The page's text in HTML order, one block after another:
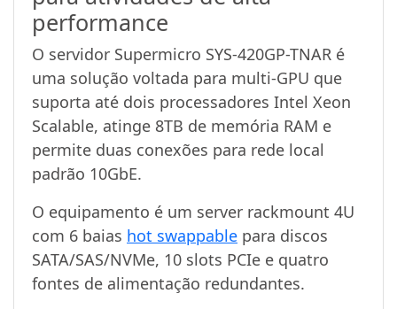
performance
O servidor Supermicro SYS-420GP-TNAR é
uma solução voltada para multi-GPU que
suporta até dois processadores Intel Xeon
Scalable, atinge 8TB de memória RAM e
permite duas conexões para rede local
padrão 10GbE.
O equipamento é um server rackmount 4U
com 6 baias hot swappable para discos
SATA/SAS/NVMe, 10 slots PCIe e quatro
fontes de alimentação redundantes.